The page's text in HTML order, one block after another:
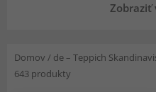
Zobraziť
Domov / de – Teppich
643 produkty